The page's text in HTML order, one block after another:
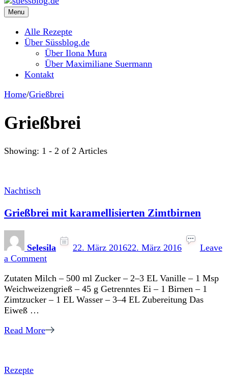
suessblog.de
Menu
Alle Rezepte
Über Süssblog.de
Über Ilona Mura
Über Maximiliane Suermann
Kontakt
Home/Grießbrei
Grießbrei
Showing: 1 - 2 of 2 Articles
Nachtisch
Grießbrei mit karamellisierten Zimtbirnen
Selesila 22. März 201622. März 2016
Leave
a Commenton
mit
karamellisierten
Zimtbirnen
Zutaten Milch – 500 ml Zucker – 2–3 EL Vanille – 1 Msp
Weichweizengrieß – 45 g Getrenntes Ei – 1 Birnen – 1
Zimtzucker – 1 EL Wasser – 3–4 EL Zubereitung Das
Eiweß …
Read More
Rezepte